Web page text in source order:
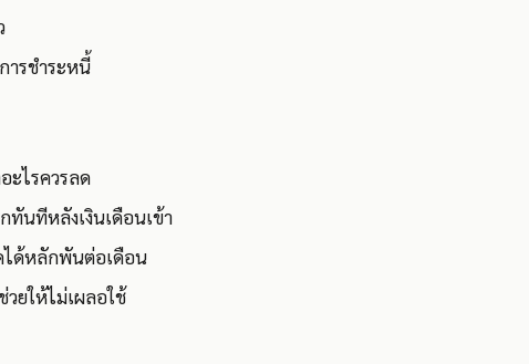
ารชำระหนี้
ะไรควรลด
นทีหลังเงินเดือนเข้า
ได้หลักพันต่อเดือน
ยให้ไม่เผลอใช้